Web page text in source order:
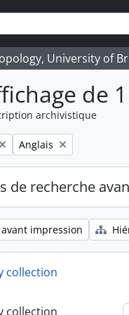
University of
de
archivistique
Remove filter:
Anglais
de recherche
impression
collection
collection